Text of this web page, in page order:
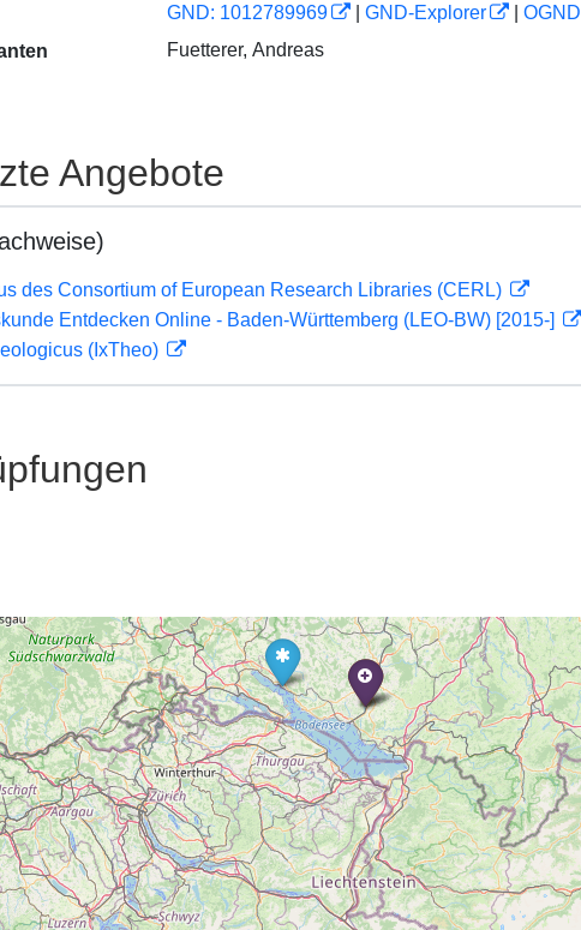
GND: 1012789969 GND-Explorer OGND
Fuetterer, Andreas
Angebote
des Consortium of European Research Libraries (CERL)
Entdecken Online - Baden-Württemberg (LEO-BW) [2015-]
(IxTheo)